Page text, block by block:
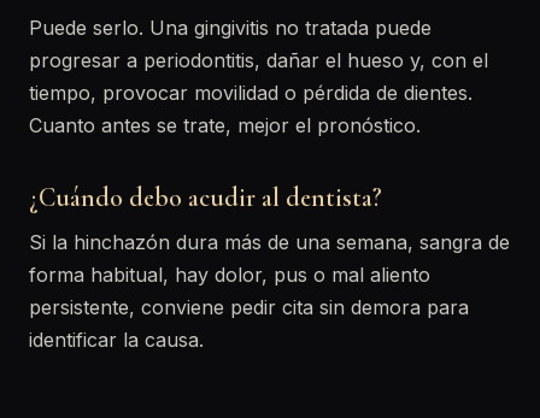
Puede serlo. Una gingivitis no tratada puede
progresar a periodontitis, dañar el hueso y, con el
tiempo, provocar movilidad o pérdida de dientes.
Cuanto antes se trate, mejor el pronóstico.
¿Cuándo debo acudir al dentista?
Si la hinchazón dura más de una semana, sangra de
forma habitual, hay dolor, pus o mal aliento
persistente, conviene pedir cita sin demora para
identificar la causa.